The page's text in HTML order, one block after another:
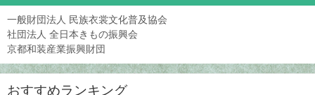
一般財団法人 民族衣裳文化普及協会
社団法人 全日本きもの振興会
京都和装産業振興財団
おすすめランキング